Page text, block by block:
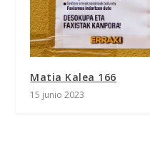
Matia Kalea 166
15 junio 2023